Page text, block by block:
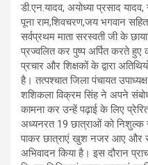
डी.एन.यादव, अयोध्या प्रसाद यादव,
पूना राम,शिवचरण,जय भगवान
सर्वप्रथम माता सरस्वती जी के
प्रज्वलित कर पुष्प अर्पित करते
प्रचार और शिक्षकों के द्वारा
है। तत्पश्चात जिला पंचायत
शशिकला विक्रम सिंह ने अपने
कामना कर उन्हें पढ़ाई के लिए
अध्यनरत 19 छात्राओं को निशुल्क
पाकर छात्राएं खुश नजर आए और
अभिवादन किया है। इस दौरान